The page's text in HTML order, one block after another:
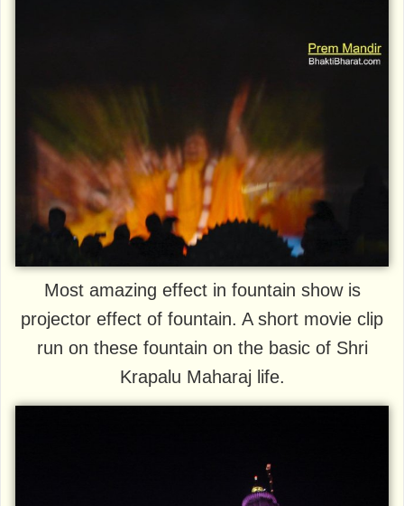
Most amazing effect in fountain show is
projector effect of fountain. A short movie clip
run on these fountain on the basic of Shri
Krapalu Maharaj life.